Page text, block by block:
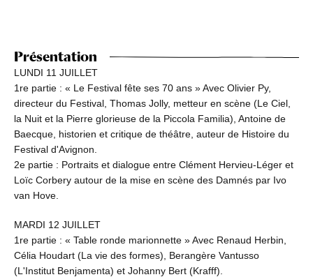
Présentation
LUNDI 11 JUILLET
1re partie : « Le Festival fête ses 70 ans » Avec Olivier Py,
directeur du Festival, Thomas Jolly, metteur en scène (Le Ciel,
la Nuit et la Pierre glorieuse de la Piccola Familia), Antoine de
Baecque, historien et critique de théâtre, auteur de Histoire du
Festival d'Avignon.
2e partie : Portraits et dialogue entre Clément Hervieu-Léger et
Loïc Corbery autour de la mise en scène des Damnés par Ivo
van Hove.
MARDI 12 JUILLET
1re partie : « Table ronde marionnette » Avec Renaud Herbin,
Célia Houdart (La vie des formes), Berangère Vantusso
(L'Institut Benjamenta) et Johanny Bert (Krafff).